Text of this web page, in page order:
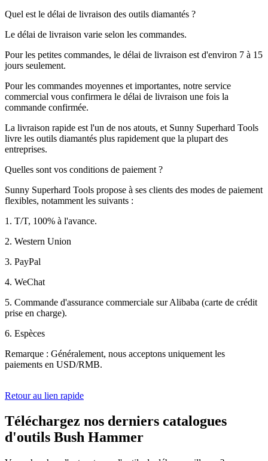
Quel est le délai de livraison des outils diamantés ?
Le délai de livraison varie selon les commandes.
Pour les petites commandes, le délai de livraison est d'environ 7 à 15
jours seulement.
Pour les commandes moyennes et importantes, notre service
commercial vous confirmera le délai de livraison une fois la
commande confirmée.
La livraison rapide est l'un de nos atouts, et Sunny Superhard Tools
livre les outils diamantés plus rapidement que la plupart des
entreprises.
Quelles sont vos conditions de paiement ?
Sunny Superhard Tools propose à ses clients des modes de paiement
flexibles, notamment les suivants :
1. T/T, 100% à l'avance.
2. Western Union
3. PayPal
4. WeChat
5. Commande d'assurance commerciale sur Alibaba (carte de crédit
prise en charge).
6. Espèces
Remarque : Généralement, nous acceptons uniquement les
paiements en USD/RMB.
Retour au lien rapide
Téléchargez nos derniers catalogues
d'outils Bush Hammer